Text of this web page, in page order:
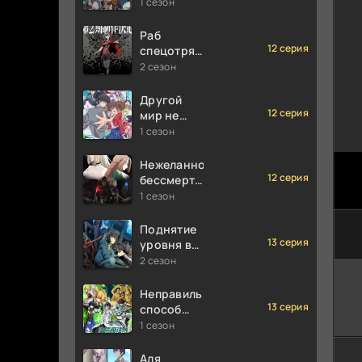
Раб
спецотряда
демонического
2 сезон
12 серия
Другой
мир не
может
силе
мгновенной
смерти
1 сезон
12 серия
Нежеланно
бессмертный
авантюрист
1 сезон
12 серия
Поднятие
уровня в
одиночку
2 сезон
13 серия
Неправильный
способ
использования
магии
1 сезон
13 серия
Аля